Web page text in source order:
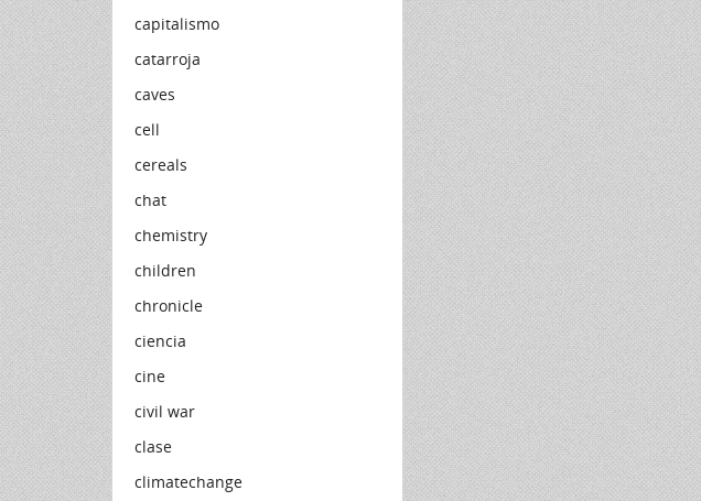
capitalismo
catarroja
caves
cell
cereals
chat
chemistry
children
chronicle
ciencia
cine
civil war
clase
climatechange